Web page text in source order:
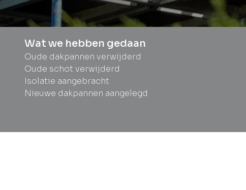
Wat we hebben gedaan
Oude dakpannen verwijderd
Oude schot verwijderd
Isolatie aangebracht
Nieuwe dakpannen aangelegd